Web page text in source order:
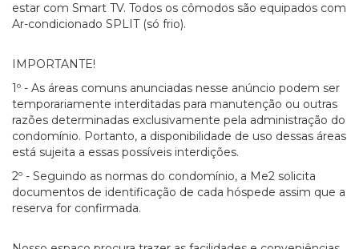
estar com Smart TV. Todos os cômodos são equipados com
Ar-condicionado SPLIT (só frio).
IMPORTANTE!
1º - As áreas comuns anunciadas nesse anúncio podem ser
temporariamente interditadas para manutenção ou outras
razões determinadas exclusivamente pela administração do
condomínio. Portanto, a disponibilidade de uso dessas áreas
está sujeita a essas possíveis interdições.
2º - Seguindo as normas do condomínio, a Me2 solicita
documentos de identificação de cada hóspede assim que a
reserva for confirmada.